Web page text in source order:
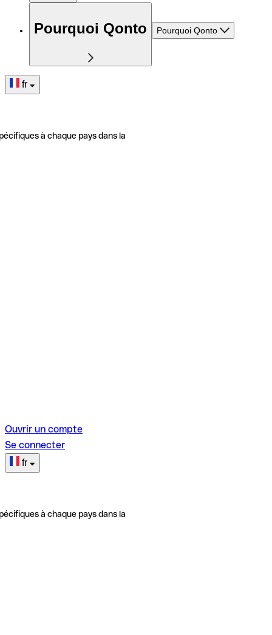
Pourquoi Qonto Pourquoi Qonto
fr
à chaque pays dans la
Ouvrir un compte
Se connecter
fr
à chaque pays dans la